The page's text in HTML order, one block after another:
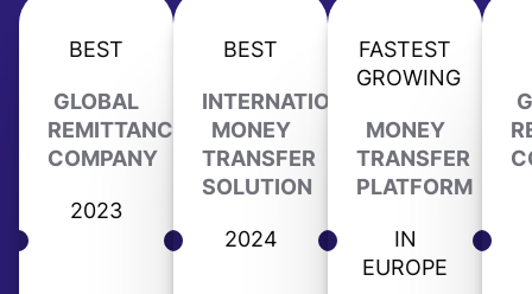
BEST
GLOBAL
REMITTANCE
COMPANY
2023
BEST
INTERNATIONAL
MONEY
TRANSFER
SOLUTION
2024
FASTEST
GROWING
MONEY
TRANSFER
PLATFORM
IN
EUROPE